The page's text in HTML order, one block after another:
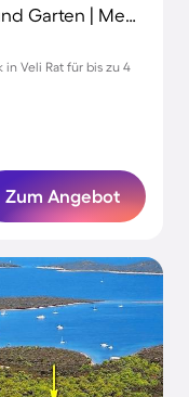
Apartment mit Terrasse, Grill und Garten | Meerblick
Veli Rat für bis zu 4
Zum Angebot